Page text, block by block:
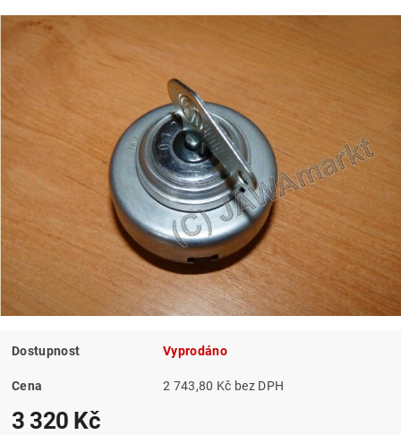
Dostupnost Vyprodáno
Cena 2 743,80 Kč bez DPH
3 320 Kč